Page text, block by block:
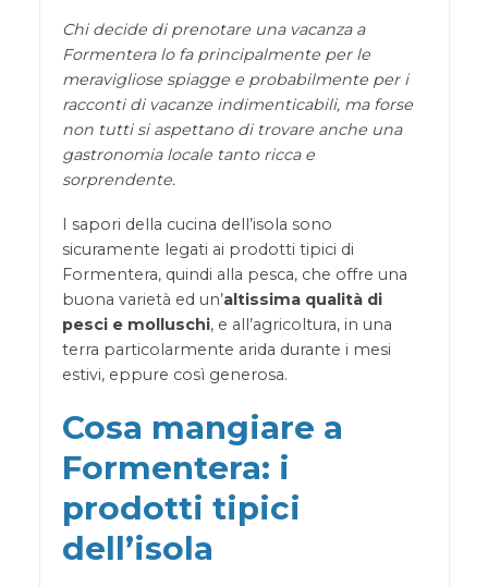
Chi decide di prenotare una vacanza a
Formentera lo fa principalmente per le
meravigliose spiagge e probabilmente per i
racconti di vacanze indimenticabili, ma forse
non tutti si aspettano di trovare anche una
gastronomia locale tanto ricca e
sorprendente.
I sapori della cucina dell’isola sono
sicuramente legati ai prodotti tipici di
Formentera, quindi alla pesca, che offre una
buona varietà ed un’altissima qualità di
pesci e molluschi, e all’agricoltura, in una
terra particolarmente arida durante i mesi
estivi, eppure così generosa.
Cosa mangiare a
Formentera: i
prodotti tipici
dell’isola